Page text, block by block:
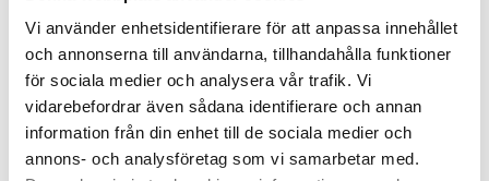
Vi använder enhetsidentifierare för att anpassa innehållet
och annonserna till användarna, tillhandahålla funktioner
för sociala medier och analysera vår trafik. Vi
vidarebefordrar även sådana identifierare och annan
information från din enhet till de sociala medier och
annons- och analysföretag som vi samarbetar med.
Borste med
clipfäste
275kr
Poolrobot EVO XL
14950kr